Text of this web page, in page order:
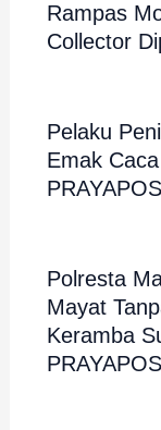
Rampas
Collector
Pelaku
Emak
Polresta
Mayat
Keramba